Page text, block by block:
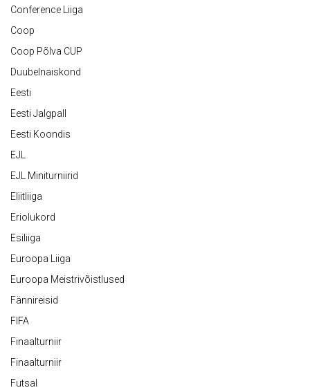
Conference Liiga
Coop
Coop Põlva CUP
Duubelnaiskond
Eesti
Eesti Jalgpall
Eesti Koondis
EJL
EJL Miniturniirid
Eliitliiga
Eriolukord
Esiliiga
Euroopa Liiga
Euroopa Meistrivõistlused
Fännireisid
FIFA
Finaalturniir
Finaalturniir
Futsal